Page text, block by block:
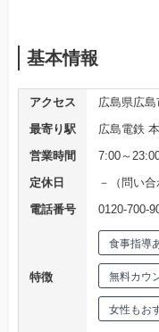
基本情報
アクセス
広島県広
最寄り駅
広島電鉄
営業時間
7:00～
定休日
－（問い合
電話番号
0120-700-
特徴
食事指導
無料カウ
女性もお